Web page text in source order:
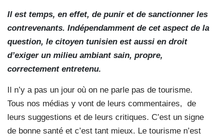
Il est temps, en effet, de punir et de sanctionner les
contrevenants. Indépendamment de cet aspect de la
question, le citoyen tunisien est aussi en droit
d’exiger un milieu ambiant sain, propre,
correctement entretenu.
Il n’y a pas un jour où on ne parle pas de tourisme.
Tous nos médias y vont de leurs commentaires, de
leurs suggestions et de leurs critiques. C’est un signe
de bonne santé et c’est tant mieux. Le tourisme n’est